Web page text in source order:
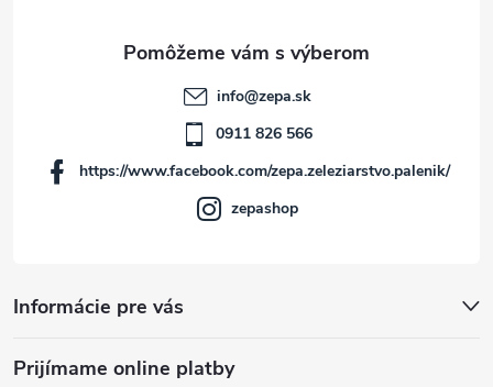
Informácie pre vás
info@zepa.sk
0911 826 566
https://www.facebook.com/zepa.zeleziarstvo.palenik/
zepashop
Prijímame online platby